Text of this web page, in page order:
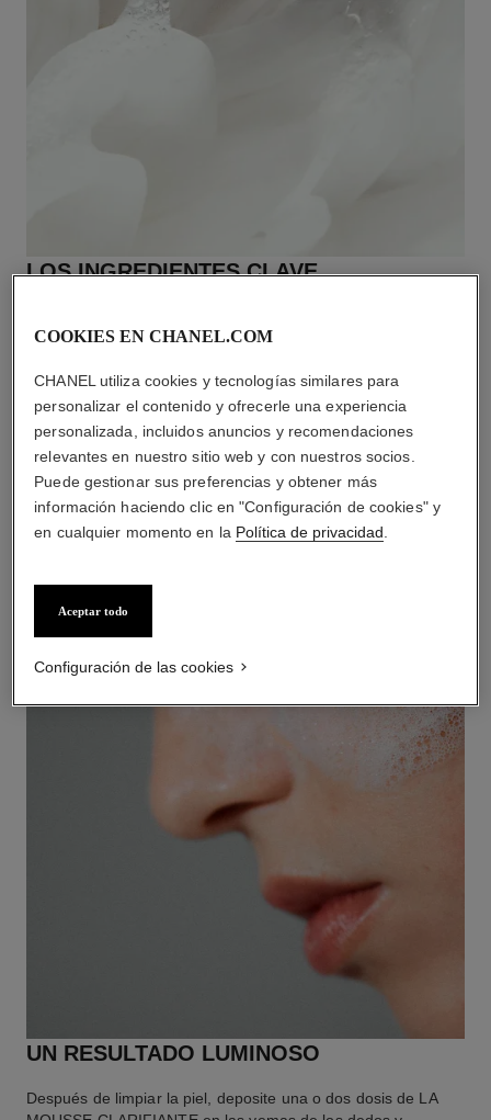
LOS INGREDIENTES CLAVE
natural*, entre los que se encuentran el agua de camelia y
aceleran la renovación de la piel, reducen la apariencia de los
poros y alisan la textura de la piel. El extracto de levadura de
camelia ayuda a mantener la función de barrera de la piel.
Según la norma ISO 16128.
UN RESULTADO LUMINOSO
Después de limpiar la piel, deposite una o dos dosis de LA
COOKIES EN CHANEL.COM
CHANEL utiliza cookies y tecnologías similares para
personalizar el contenido y ofrecerle una experiencia
personalizada, incluidos anuncios y recomendaciones
relevantes en nuestro sitio web y con nuestros socios.
Puede gestionar sus preferencias y obtener más
información haciendo clic en "Configuración de cookies" y
en cualquier momento en la Política de privacidad
Aceptar todo
Configuración de las cookies